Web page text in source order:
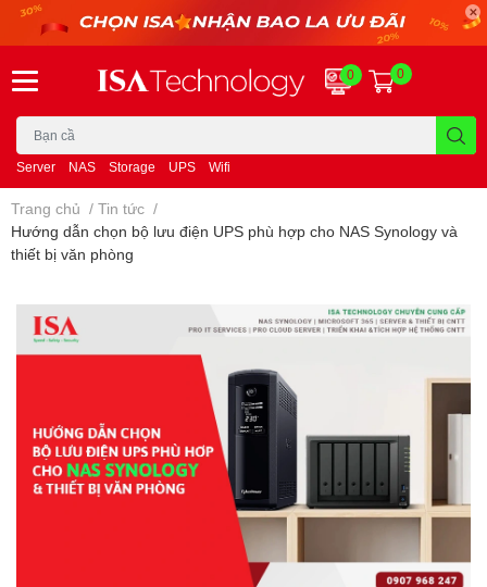
Server NAS Storage UPS Wifi
0 0
Trang chủ / Tin tức /
Hướng dẫn chọn bộ lưu điện UPS phù hợp cho NAS Synology và
thiết bị văn phòng